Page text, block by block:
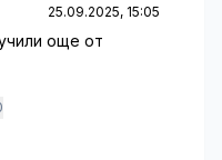
25.09.2025, 15:05
още от